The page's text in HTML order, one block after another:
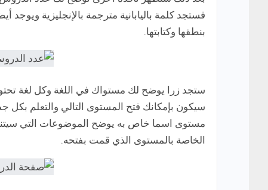
فستجد كلمة باليابانية مترجمة بالإنجليزية
بنطقها وكتابتها.
ستجد زرا يوضح لك مستواك في اللغة وكل لغة
سيكون بإمكانك فتح المستوى التالي والتعلم
مستوى اسما خاص به يوضح الموضوعات التي
الخاصة بالمستوى الذي قمت بفتحه.